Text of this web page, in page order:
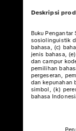
Deskripsi
Buku
sosiolinguistik
bahasa, (c)
jenis bahasa,
dan campur
pemilihan
pergeseran,
dan kepunahan
simbol, (k)
bahasa